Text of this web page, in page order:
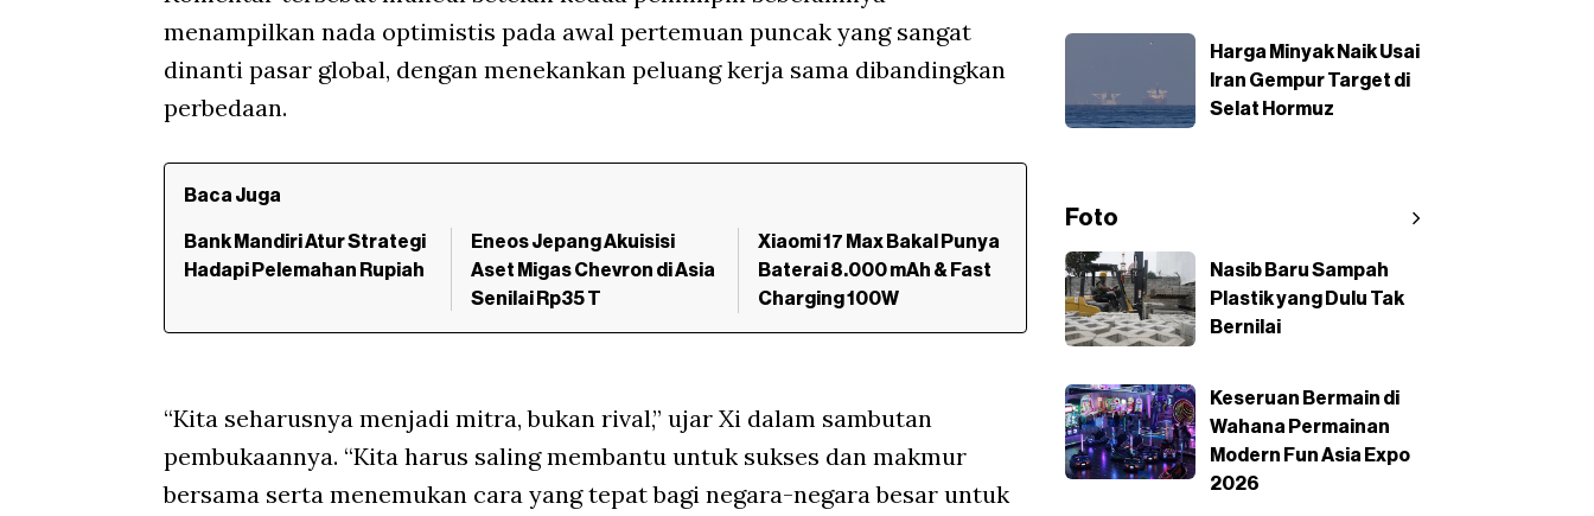
menampilkan nada optimistis pada awal pertemuan puncak yang sangat
dinanti pasar global, dengan menekankan peluang kerja sama dibandingkan
perbedaan.
Baca Juga
Bank Mandiri Atur Strategi
Hadapi Pelemahan Rupiah
Eneos Jepang Akuisisi
Aset Migas Chevron di Asia
Senilai Rp35 T
Xiaomi 17 Max Bakal Punya
Baterai 8.000 mAh & Fast
Charging 100W
“Kita seharusnya menjadi mitra, bukan rival,” ujar Xi dalam sambutan
pembukaannya. “Kita harus saling membantu untuk sukses dan makmur
bersama serta menemukan cara yang tepat bagi negara-negara besar untuk
Harga Minyak Naik Usai
Iran Gempur Target di
Selat Hormuz
Foto
Nasib Baru Sampah
Plastik yang Dulu Tak
Bernilai
Keseruan Bermain di
Wahana Permainan
Modern Fun Asia Expo
2026